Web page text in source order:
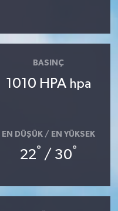
BASINÇ
1010 HPA hpa
EN DÜŞÜK / EN YÜKSEK
22° / 30°